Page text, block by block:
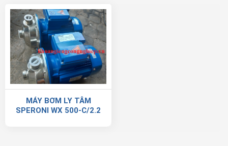
MÁY BƠM LY TÂM
SPERONI WX 500-C/2.2